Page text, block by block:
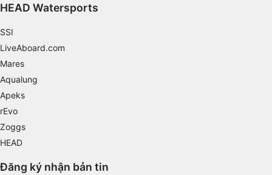
HEAD Watersports
SSI
LiveAboard.com
Mares
Aqualung
Apeks
rEvo
Zoggs
HEAD
Đăng ký nhận bản tin